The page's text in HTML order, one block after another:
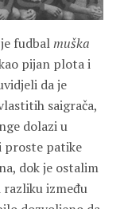
fudbalmuška
pijan plota i
da je
saigrača,
dolazi u
proste patike
dok je ostalim
razliku između